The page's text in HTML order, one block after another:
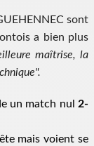
sont
a bien plus
maîtrise, la
un match nul
2-
mais voient se